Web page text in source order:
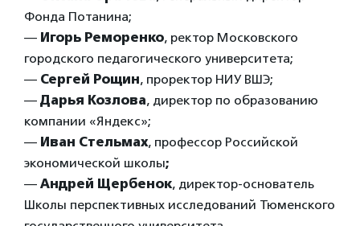
Фонда Потанина;
— Игорь Реморенко, ректор Московского
городского педагогического университета;
— Сергей Рощин, проректор НИУ ВШЭ;
— Дарья Козлова, директор по образованию
компании «Яндекс»;
— Иван Стельмах, профессор Российской
экономической школы;
— Андрей Щербенок, директор-основатель
Школы перспективных исследований Тюменского